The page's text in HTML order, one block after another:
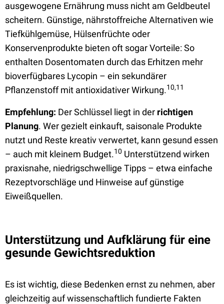
ausgewogene Ernährung muss nicht am Geldbeutel
scheitern. Günstige, nährstoffreiche Alternativen wie
Tiefkühlgemüse, Hülsenfrüchte oder
Konservenprodukte bieten oft sogar Vorteile: So
enthalten Dosentomaten durch das Erhitzen mehr
bioverfügbares Lycopin – ein sekundärer
Pflanzenstoff mit antioxidativer Wirkung.10,11
Empfehlung: Der Schlüssel liegt in der richtigen
Planung. Wer gezielt einkauft, saisonale Produkte
nutzt und Reste kreativ verwertet, kann gesund essen
– auch mit kleinem Budget.10 Unterstützend wirken
praxisnahe, niedrigschwellige Tipps – etwa einfache
Rezeptvorschläge und Hinweise auf günstige
Eiweißquellen.
Unterstützung und Aufklärung für eine
gesunde Gewichtsreduktion
Es ist wichtig, diese Bedenken ernst zu nehmen, aber
gleichzeitig auf wissenschaftlich fundierte Fakten